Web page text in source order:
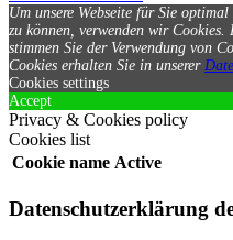
Um unsere Webseite für Sie
zu können, verwenden wir Cookies.
stimmen Sie der Verwendung von
Cookies erhalten Sie in unserer
Cookies settings
Accept
Privacy & Cookies policy
Cookies list
Cookie name Active
Datenschutzerklärung